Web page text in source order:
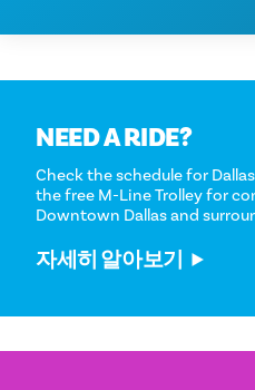
NEED A RIDE?
Check the schedule for
the free M-Line Trolley for
Downtown Dallas and
자세히 알아보기